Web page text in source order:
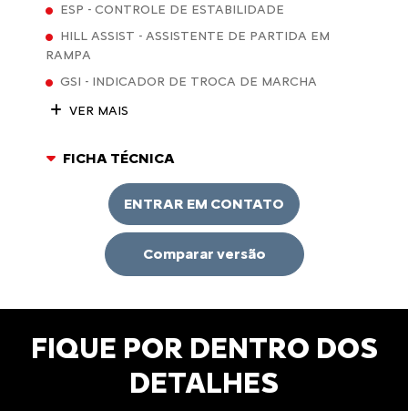
ESP - CONTROLE DE ESTABILIDADE
HILL ASSIST - ASSISTENTE DE PARTIDA EM
RAMPA
GSI - INDICADOR DE TROCA DE MARCHA
VER MAIS
FICHA TÉCNICA
ENTRAR EM CONTATO
Comparar versão
FIQUE POR DENTRO DOS
DETALHES